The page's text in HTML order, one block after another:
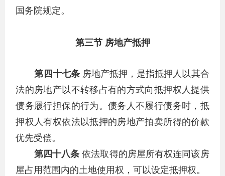
国务院规定。
第三节 房地产抵押
第四十七条房地产抵押，是指抵押人以其合
法的房地产以不转移占有的方式向抵押权人提供
债务履行担保的行为。债务人不履行债务时，抵
押权人有权依法以抵押的房地产拍卖所得的价款
优先受偿。
第四十八条 依法取得的房屋所有权连同该房
屋占用范围内的土地使用权，可以设定抵押权。